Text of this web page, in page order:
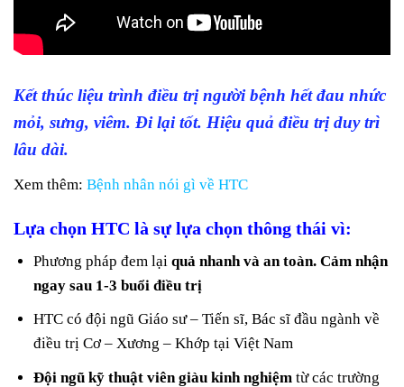
Kết thúc liệu trình điều trị người bệnh hết đau nhức
mỏi, sưng, viêm. Đi lại tốt. Hiệu quả điều trị duy trì
lâu dài.
Xem thêm: Bệnh nhân nói gì về HTC
Lựa chọn HTC là sự lựa chọn thông thái vì:
Phương pháp đem lạiquả nhanh và an toàn. Cảm nhận
ngay sau 1-3 buổi điều trị
HTC có đội ngũ Giáo sư – Tiến sĩ, Bác sĩ đầu ngành về
điều trị Cơ – Xương – Khớp tại Việt Nam
Đội ngũ kỹ thuật viên giàu kinh nghiệm từ các trường